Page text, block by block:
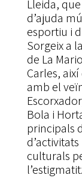
Lleida,
d’ajuda
esportiu i
Sorgeix a
de La
Carles,
amb el
Bola i
principals
culturals